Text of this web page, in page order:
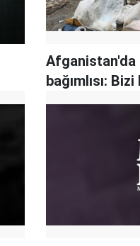
Afganistan'da
bağımlısı: